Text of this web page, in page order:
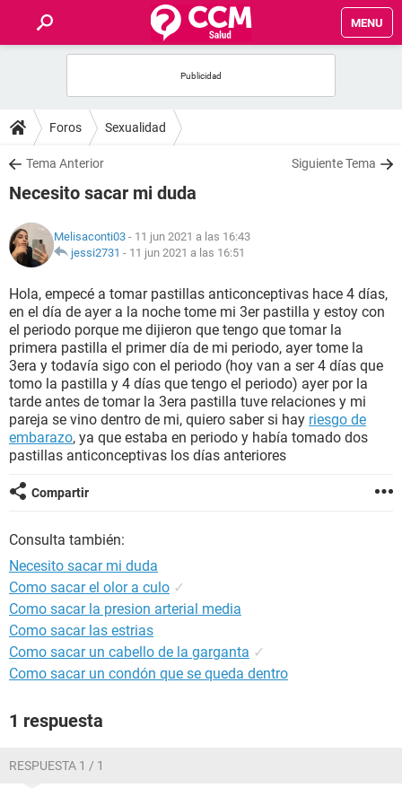
MENU
FOROS
SALUD
NUTRICIÓN
BIENESTAR
SEXUALIDAD
GLOSARIO
Foros Sexualidad
Tema Anterior Siguiente Tema
Necesito sacar mi duda
Melisaconti03 - 11 jun 2021 a las 16:43
jessi2731 - 11 jun 2021 a las 16:51
Hola, empecé a tomar pastillas anticonceptivas hace 4 días,
en el día de ayer a la noche tome mi 3er pastilla y estoy con
el periodo porque me dijieron que tengo que tomar la
primera pastilla el primer día de mi periodo, ayer tome la
3era y todavía sigo con el periodo (hoy van a ser 4 días que
tomo la pastilla y 4 días que tengo el periodo) ayer por la
tarde antes de tomar la 3era pastilla tuve relaciones y mi
pareja se vino dentro de mi, quiero saber si hay riesgo de
embarazo, ya que estaba en periodo y había tomado dos
pastillas anticonceptivas los días anteriores
Compartir
Consulta también:
Necesito sacar mi duda
Como sacar el olor a culo ✓
Como sacar la presion arterial media
Como sacar las estrias
Como sacar un cabello de la garganta ✓
Como sacar un condón que se queda dentro
1 respuesta
RESPUESTA 1 / 1